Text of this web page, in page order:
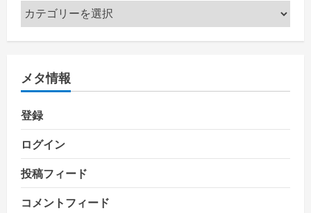
カ
テ
ゴ
ー
メタ情報
登録
ログイン
投稿フィード
コメントフィード